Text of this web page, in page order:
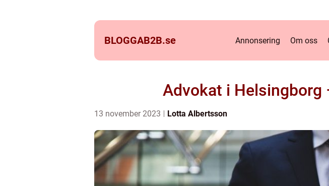
BLOGGAB2B.se Annonsering Om oss
Advokat i
13 november 2023 Lotta Albertsson